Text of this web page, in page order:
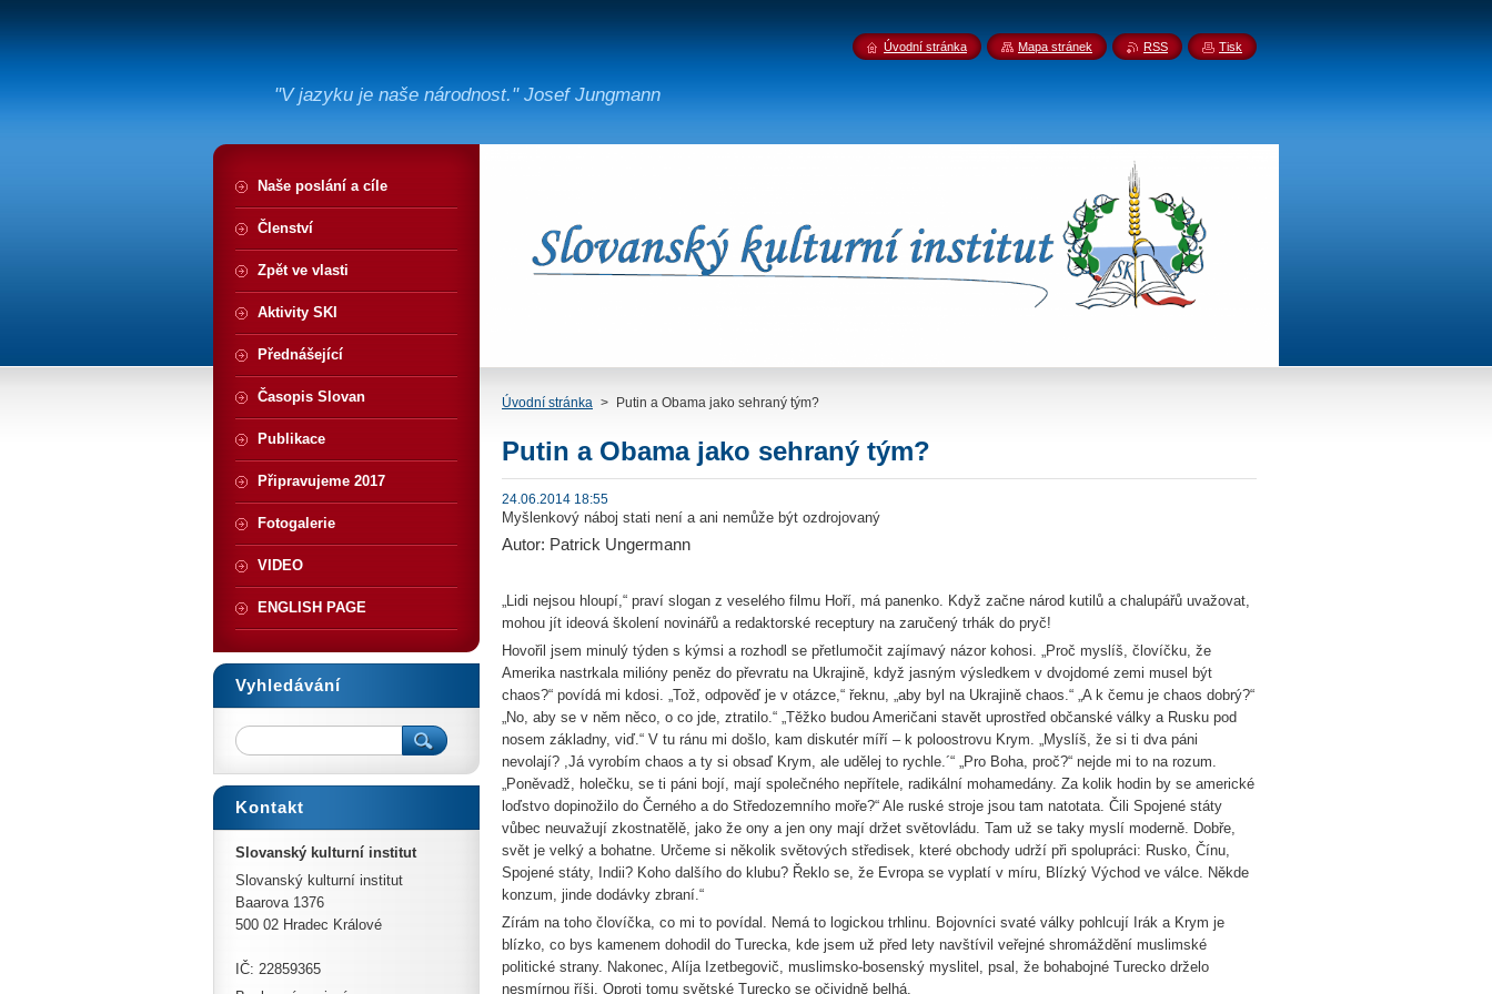
"V jazyku je naše národnost." Josef Jungmann
Úvodní stránka > Putin a Obama jako sehraný tým?
Putin a Obama jako sehraný tým?
24.06.2014 18:55
Myšlenkový náboj stati není a ani nemůže být ozdrojovaný
Autor: Patrick Ungermann
„Lidi nejsou hloupí,“ praví slogan z veselého filmu Hoří, má panenko. Když začne národ kutilů a chalupářů uvažovat,
mohou jít ideová školení novinářů a redaktorské receptury na zaručený trhák do pryč!
Hovořil jsem minulý týden s kýmsi a rozhodl se přetlumočit zajímavý názor kohosi. „Proč myslíš, človíčku, že
Amerika nastrkala milióny peněz do převratu na Ukrajině, když jasným výsledkem v dvojdomé zemi musel být
chaos?“ povídá mi kdosi. „Tož, odpověď je v otázce,“ řeknu, „aby byl na Ukrajině chaos.“ „A k čemu je chaos dobrý?“
„No, aby se v něm něco, o co jde, ztratilo.“ „Těžko budou Američani stavět uprostřed občanské války a Rusku pod
nosem základny, viď.“ V tu ránu mi došlo, kam diskutér míří – k poloostrovu Krym. „Myslíš, že si ti dva páni
nevolají? ,Já vyrobím chaos a ty si obsaď Krym, ale udělej to rychle.´“ „Pro Boha, proč?“ nejde mi to na rozum.
„Poněvadž, holečku, se ti páni bojí, mají společného nepřítele, radikální mohamedány. Za kolik hodin by se americké
loďstvo dopinožilo do Černého a do Středozemního moře?“ Ale ruské stroje jsou tam natotata. Čili Spojené státy
vůbec neuvažují zkostnatělě, jako že ony a jen ony mají držet světovládu. Tam už se taky myslí moderně. Dobře,
svět je velký a bohatne. Určeme si několik světových středisek, které obchody udrží při spolupráci: Rusko, Čínu,
Spojené státy, Indii? Koho dalšího do klubu? Řeklo se, že Evropa se vyplatí v míru, Blízký Východ ve válce. Někde
konzum, jinde dodávky zbraní.“
Zírám na toho človíčka, co mi to povídal. Nemá to logickou trhlinu. Bojovníci svaté války pohlcují Irák a Krym je
blízko, co bys kamenem dohodil do Turecka, kde jsem už před lety navštívil veřejné shromáždění muslimské
politické strany. Nakonec, Alíja Izetbegovič, muslimsko-bosenský myslitel, psal, že bohabojné Turecko drželo
nesmírnou říši. Oproti tomu světské Turecko se očividně belhá.
Naše poslání a cíle
Členství
Zpět ve vlasti
Aktivity SKI
Přednášející
Časopis Slovan
Publikace
Připravujeme 2017
Fotogalerie
VIDEO
ENGLISH PAGE
Vyhledávání
Kontakt
Slovanský kulturní institut
Slovanský kulturní institut
Baarova 1376
500 02 Hradec Králové
IČ: 22859365
Úvodní stránka Mapa stránek RSS Tisk